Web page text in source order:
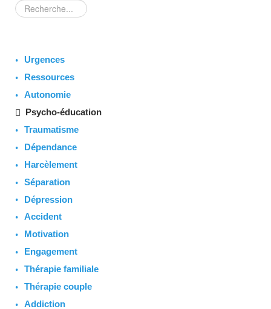
Rechercher
Urgences
Ressources
Autonomie
Psycho-éducation
Traumatisme
Dépendance
Harcèlement
Séparation
Dépression
Accident
Motivation
Engagement
Thérapie familiale
Thérapie couple
Addiction